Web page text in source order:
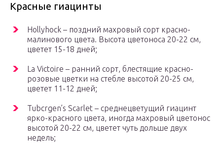
Красные гиацинты
Hollyhock – поздний махровый сорт красно-
малинового цвета. Высота цветоноса 20-22 см,
цветет 15-18 дней;
La Victoire – ранний сорт, блестящие красно-
розовые цветки на стебле высотой 20-25 см,
цветет 11-12 дней;
Tubcrgen’s Scarlet – среднецветущий гиацинт
ярко-красного цвета, иногда махровый цветонос
высотой 20-22 см, цветет чуть дольше двух
недель;